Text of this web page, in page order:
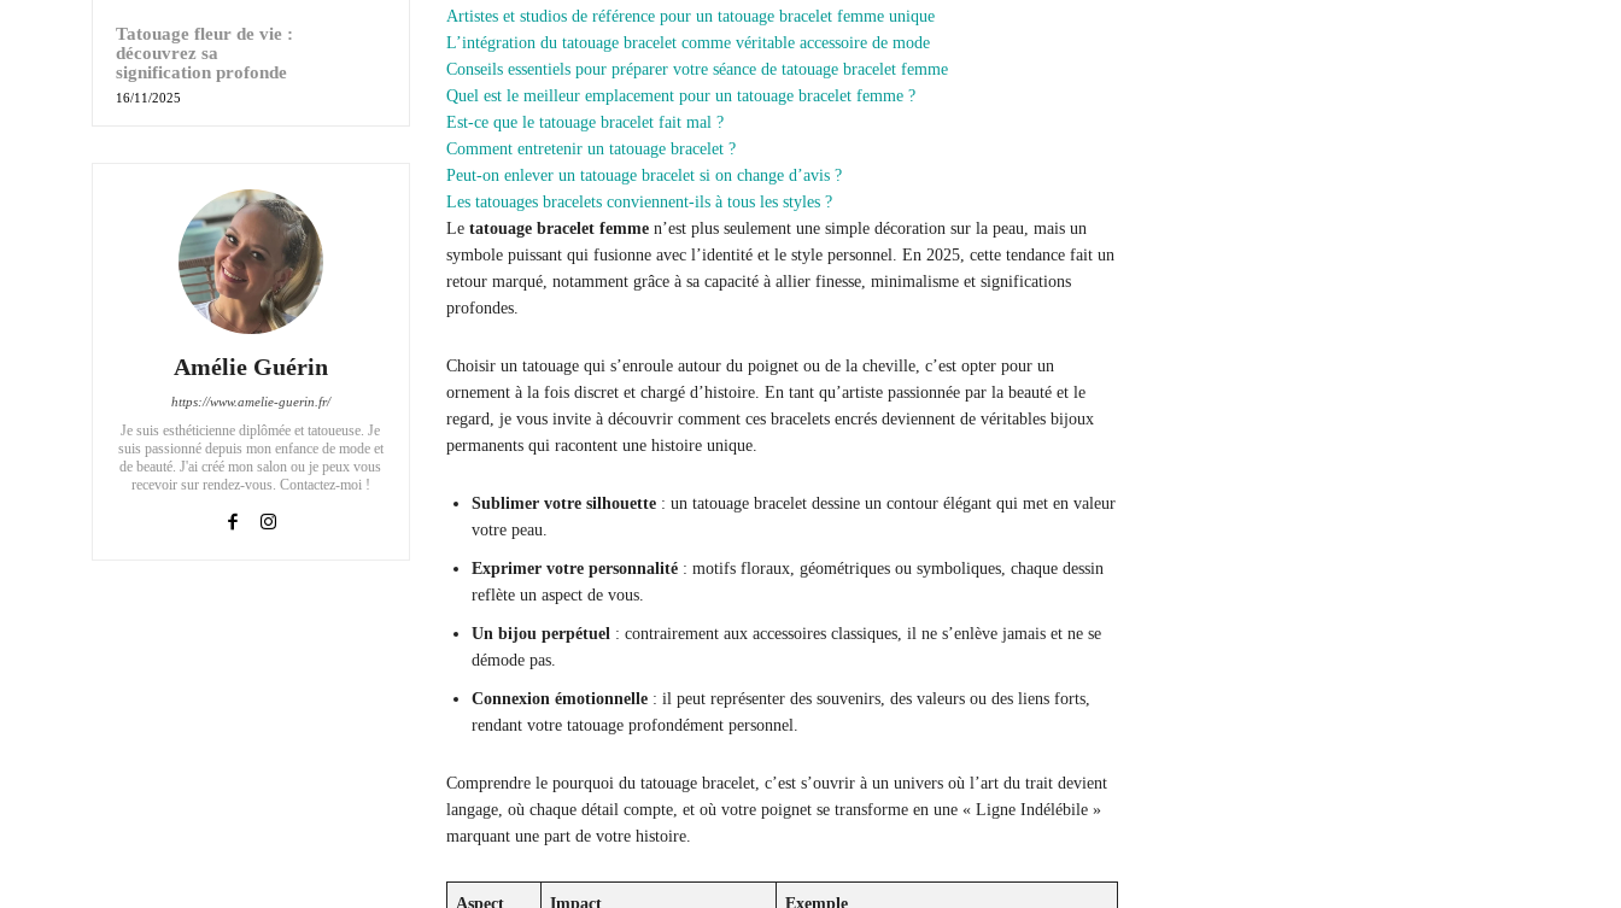
Tatouage fleur de vie :
découvrez sa
signification profonde
16/11/2025
Amélie Guérin
https://www.amelie-guerin.fr/
Je suis esthéticienne diplômée et tatoueuse. Je
suis passionné depuis mon enfance de mode et
de beauté. J'ai créé mon salon ou je peux vous
recevoir sur rendez-vous. Contactez-moi !
Artistes et studios de référence pour un tatouage bracelet femme unique
L’intégration du tatouage bracelet comme véritable accessoire de mode
Conseils essentiels pour préparer votre séance de tatouage bracelet femme
Quel est le meilleur emplacement pour un tatouage bracelet femme ?
Est-ce que le tatouage bracelet fait mal ?
Comment entretenir un tatouage bracelet ?
Peut-on enlever un tatouage bracelet si on change d’avis ?
Les tatouages bracelets conviennent-ils à tous les styles ?
Le tatouage bracelet femmen’est plus seulement une simple décoration sur la peau, mais un
symbole puissant qui fusionne avec l’identité et le style personnel. En 2025, cette tendance fait un
retour marqué, notamment grâce à sa capacité à allier finesse, minimalisme et significations
profondes.
Choisir un tatouage qui s’enroule autour du poignet ou de la cheville, c’est opter pour un
ornement à la fois discret et chargé d’histoire. En tant qu’artiste passionnée par la beauté et le
regard, je vous invite à découvrir comment ces bracelets encrés deviennent de véritables bijoux
permanents qui racontent une histoire unique.
Sublimer votre silhouette: un tatouage bracelet dessine un contour élégant qui met en valeur
votre peau.
Exprimer votre personnalité: motifs floraux, géométriques ou symboliques, chaque dessin
reflète un aspect de vous.
Un bijou perpétuel : contrairement aux accessoires classiques, il ne s’enlève jamais et ne se
démode pas.
Connexion émotionnelle: il peut représenter des souvenirs, des valeurs ou des liens forts,
rendant votre tatouage profondément personnel.
Comprendre le pourquoi du tatouage bracelet, c’est s’ouvrir à un univers où l’art du trait devient
langage, où chaque détail compte, et où votre poignet se transforme en une « Ligne Indélébile »
marquant une part de votre histoire.
Aspect Impact Exemple